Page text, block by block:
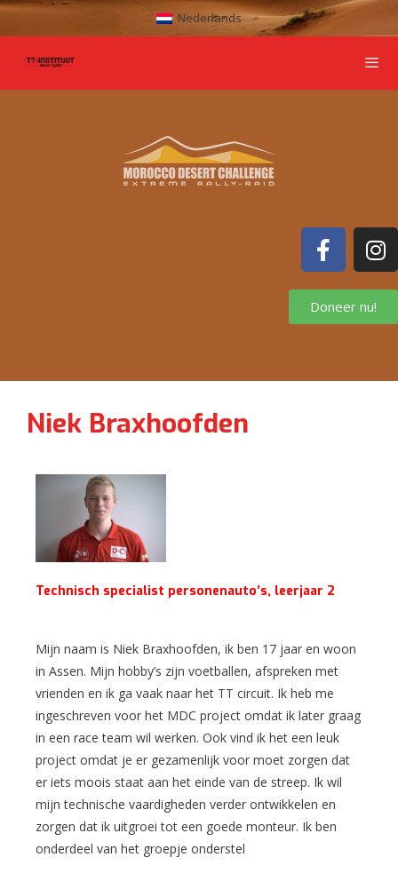
Nederlands
Doneer nu!
Niek Braxhoofden
Technisch specialist personenauto’s, leerjaar 2
Mijn naam is Niek Braxhoofden, ik ben 17 jaar en woon
in Assen. Mijn hobby’s zijn voetballen, afspreken met
vrienden en ik ga vaak naar het TT circuit. Ik heb me
ingeschreven voor het MDC project omdat ik later graag
in een race team wil werken. Ook vind ik het een leuk
project omdat je er gezamenlijk voor moet zorgen dat
er iets moois staat aan het einde van de streep. Ik wil
mijn technische vaardigheden verder ontwikkelen en
zorgen dat ik uitgroei tot een goede monteur. Ik ben
onderdeel van het groepje onderstel